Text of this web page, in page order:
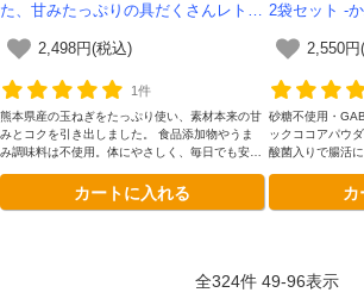
た、甘みたっぷりの具だくさんレトル
など不使用【送料無料】*メール便で
2,498円(税込)
1件
熊本県産の玉ねぎをたっぷり使い、素材本来の甘
みとコクを引き出しました。 食品添加物やうま
み調味料は不使用。体にやさしく、毎日でも安心
カートに入れる
2袋セット -
2,550円
砂糖不使用・
ックココアパウ
酸菌入りで腸活
全324件 49-96表示